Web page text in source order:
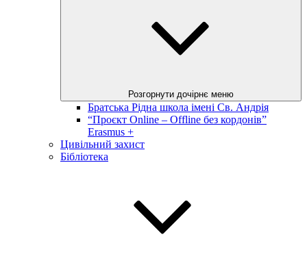
Розгорнути дочірнє меню
Братська Рідна школа імені Св. Андрія
“Проєкт Online – Offline без кордонів”
Erasmus +
Цивільний захист
Бібліотека